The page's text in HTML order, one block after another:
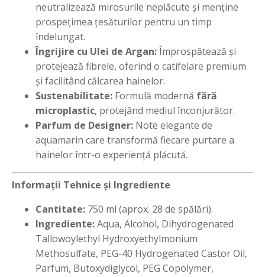
neutralizează mirosurile neplăcute și menține
prospețimea țesăturilor pentru un timp
îndelungat.
Îngrijire cu Ulei de Argan:Împrospătează și
protejează fibrele, oferind o catifelare premium
și facilitând călcarea hainelor.
Sustenabilitate: Formulă modernă fără
microplastic, protejând mediul înconjurător.
Parfum de Designer: Note elegante de
aquamarin care transformă fiecare purtare a
hainelor într-o experiență plăcută.
Informații Tehnice și Ingrediente
Cantitate: 750 ml (aprox. 28 de spălări).
Ingrediente:Aqua, Alcohol, Dihydrogenated
Tallowoylethyl Hydroxyethylmonium
Methosulfate, PEG-40 Hydrogenated Castor Oil,
Parfum, Butoxydiglycol, PEG Copolymer,